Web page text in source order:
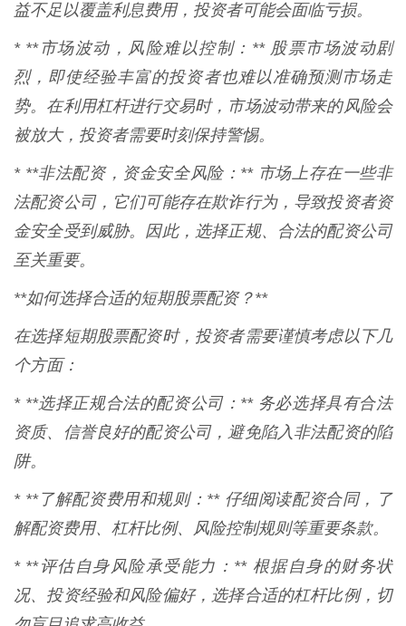
益不足以覆盖利息费用，投资者可能会面临亏损。
* **市场波动，风险难以控制：** 股票市场波动剧
烈，即使经验丰富的投资者也难以准确预测市场走
势。在利用杠杆进行交易时，市场波动带来的风险会
被放大，投资者需要时刻保持警惕。
* **非法配资，资金安全风险：** 市场上存在一些非
法配资公司，它们可能存在欺诈行为，导致投资者资
金安全受到威胁。因此，选择正规、合法的配资公司
至关重要。
**如何选择合适的短期股票配资？**
在选择短期股票配资时，投资者需要谨慎考虑以下几
个方面：
* **选择正规合法的配资公司：** 务必选择具有合法
资质、信誉良好的配资公司，避免陷入非法配资的陷
阱。
* **了解配资费用和规则：** 仔细阅读配资合同，了
解配资费用、杠杆比例、风险控制规则等重要条款。
* **评估自身风险承受能力：** 根据自身的财务状
况、投资经验和风险偏好，选择合适的杠杆比例，切